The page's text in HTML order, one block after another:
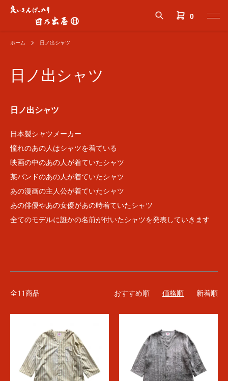
0
ホーム 日ノ出シャツ
日ノ出シャツ
日ノ出シャツ
日本製シャツメーカー
憧れのあの人はシャツを着ている
映画の中のあの人が着ていたシャツ
某バンドのあの人が着ていたシャツ
あの漫画の主人公が着ていたシャツ
あの俳優やあの女優があの時着ていたシャツ
全てのモデルに誰かの名前が付いたシャツを発表していきます
全11商品 おすすめ順 価格順 新着順